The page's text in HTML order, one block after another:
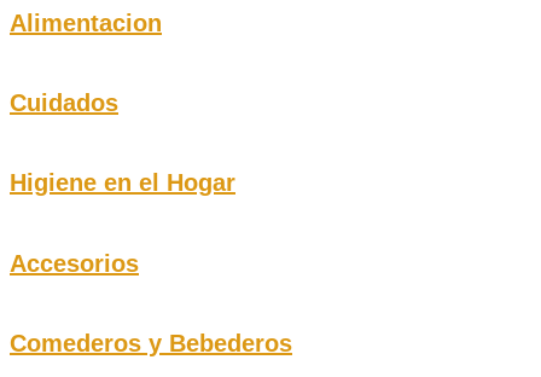
Alimentacion
Cuidados
Higiene en el Hogar
Accesorios
Comederos y Bebederos